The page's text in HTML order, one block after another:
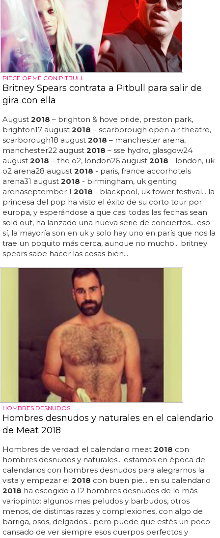
PIECE OF ME CON PITBULL
Britney Spears contrata a Pitbull para salir de
gira con ella
August 2018 – brighton & hove pride, preston park,
brighton17 august 2018 – scarborough open air theatre,
scarborough18 august 2018 – manchester arena,
manchester22 august 2018 – sse hydro, glasgow24
august 2018 – the o2, london26 august 2018 - london, uk
o2 arena28 august 2018 - paris, france accorhotels
arena31 august 2018 - birmingham, uk genting
arenaseptember 1 2018 - blackpool, uk tower festival... la
princesa del pop ha visto el éxito de su corto tour por
europa, y esperándose a que casi todas las fechas sean
sold out, ha lanzado una nueva serie de conciertos... eso
sí, la mayoría son en uk y solo hay uno en parís que nos la
trae un poquito más cerca, aunque no mucho... britney
spears sabe hacer las cosas bien...
HOMBRES DESNUDOS
Hombres desnudos y naturales en el calendario
de Meat 2018
Hombres de verdad: el calendario meat 2018 con
hombres desnudos y naturales... estamos en época de
calendarios con hombres desnudos para alegrarnos la
vista y empezar el 2018 con buen pie... en su calendario
2018 ha escogido a 12 hombres desnudos de lo más
variopinto: algunos mas peludos y barbudos, otros
menos, de distintas razas y complexiones, con algo de
barriga, osos, delgados... pero puede que estés un poco
cansado de ver siempre esos cuerpos perfectos y